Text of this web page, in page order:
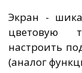
Экран -
цветовую
настроить
(аналог